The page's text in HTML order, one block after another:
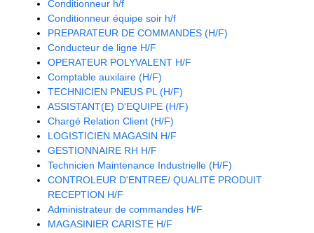
Conditionneur h/f
Conditionneur équipe soir h/f
PREPARATEUR DE COMMANDES (H/F)
Conducteur de ligne H/F
OPERATEUR POLYVALENT H/F
Comptable auxilaire (H/F)
TECHNICIEN PNEUS PL (H/F)
ASSISTANT(E) D'EQUIPE (H/F)
Chargé Relation Client (H/F)
LOGISTICIEN MAGASIN H/F
GESTIONNAIRE RH H/F
Technicien Maintenance Industrielle (H/F)
CONTROLEUR D'ENTREE/ QUALITE PRODUIT
RECEPTION H/F
Administrateur de commandes H/F
MAGASINIER CARISTE H/F